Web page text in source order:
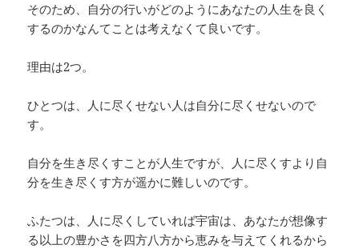
そのため、自分の行いがどのようにあなたの人生を良く
するのかなんてことは考えなくて良いです。
理由は2つ。
ひとつは、人に尽くせない人は自分に尽くせないので
す。
自分を生き尽くすことが人生ですが、人に尽くすより自
分を生き尽くす方が遥かに難しいのです。
ふたつは、人に尽くしていれば宇宙は、あなたが想像す
る以上の豊かさを四方八方から恵みを与えてくれるから